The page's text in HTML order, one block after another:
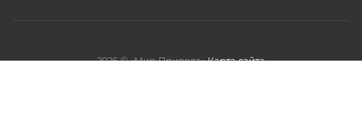
2026 © «Мир Привода» Карта сайта